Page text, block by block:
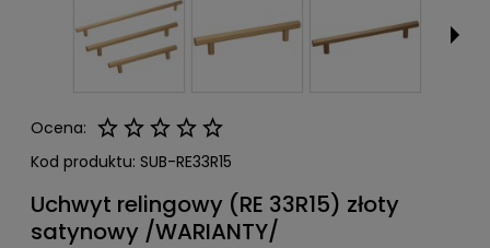
Ocena:
Kod produktu: SUB-RE33R15
Uchwyt relingowy (RE 33R15) złoty
satynowy /WARIANTY/